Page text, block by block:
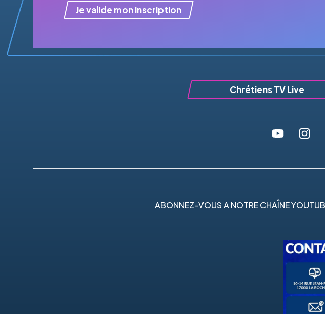
Je valide mon inscription
Chrétiens TV Live
ABONNEZ-VOUS A NOTRE CHAÎNE